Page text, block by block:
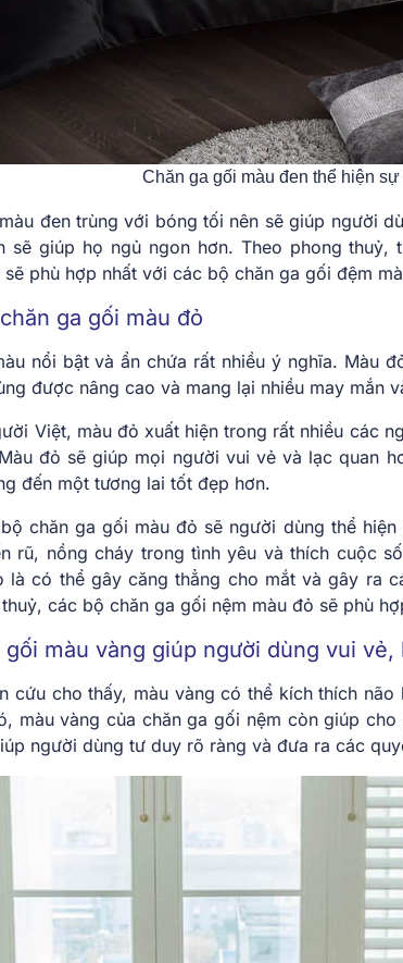
Chăn ga gối màu đen thể hiện
đen trùng với bóng tối nên sẽ giúp người
sẽ giúp họ ngủ ngon hơn. Theo phong
sẽ phù hợp nhất với các bộ chăn ga gối đệm
ga gối màu đỏ
nổi bật và ẩn chứa rất nhiều ý nghĩa. Màu
được nâng cao và mang lại nhiều may mắn
Việt, màu đỏ xuất hiện trong rất nhiều các
đỏ sẽ giúp mọi người vui vẻ và lạc quan
đến một tương lai tốt đẹp hơn.
chăn ga gối màu đỏ sẽ người dùng thể
rũ, nồng cháy trong tình yêu và thích cuộc
là có thể gây căng thẳng cho mắt và gây ra
các bộ chăn ga gối nệm màu đỏ sẽ phù
gối màu vàng giúp người dùng vui vẻ,
cứu cho thấy, màu vàng có thể kích thích
màu vàng của chăn ga gối nệm còn giúp
người dùng tư duy rõ ràng và đưa ra các